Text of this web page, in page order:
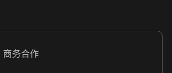
商务合作